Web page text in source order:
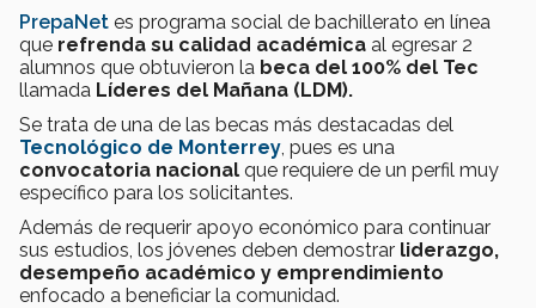
PrepaNet es programa social de bachillerato en línea
que refrenda su calidad académica al egresar 2
alumnos que obtuvieron la beca del 100% del Tec
llamada Líderes del Mañana (LDM).
Se trata de una de las becas más destacadas del
Tecnológico de Monterrey, pues es una
convocatoria nacional que requiere de un perfil muy
específico para los solicitantes.
Además de requerir apoyo económico para continuar
sus estudios, los jóvenes deben demostrar liderazgo,
desempeño académico y emprendimiento
enfocado a beneficiar la comunidad.